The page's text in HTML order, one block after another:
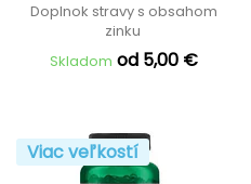
Doplnok stravy s obsahom
zinku
Skladom od 5,00 €
Viac veľkostí